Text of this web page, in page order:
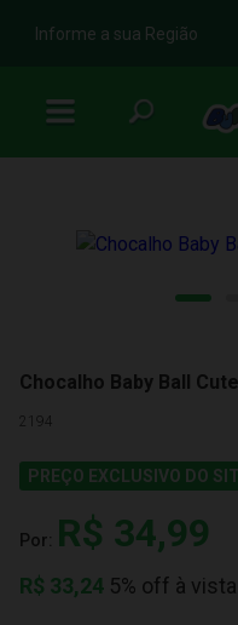
b
Informe a sua Região
Chocalho Baby Ball
2194
PREÇO EXCLUSIVO DO
Por: R$ 34,99
R$ 33,24 5% off à